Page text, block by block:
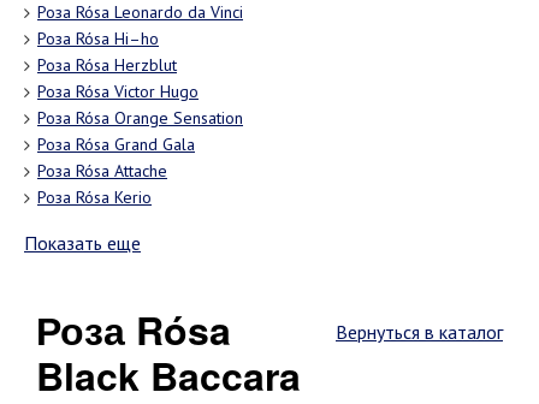
Роза Rósa Leonardo da Vinci
Роза Rósa Hi–ho
Роза Rósa Herzblut
Роза Rósa Victor Hugo
Роза Rósa Orange Sensation
Роза Rósa Grand Gala
Роза Rósa Attache
Роза Rósa Kerio
Показать еще
Вернуться в каталог
Роза Rósa
Black Baccara